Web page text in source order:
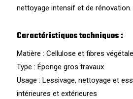
nettoyage intensif et de rénovation.
Caractéristiques techniques :
Matière : Cellulose et fibres
Type : Éponge gros travaux
Usage : Lessivage, nettoyage et
intérieures et extérieures